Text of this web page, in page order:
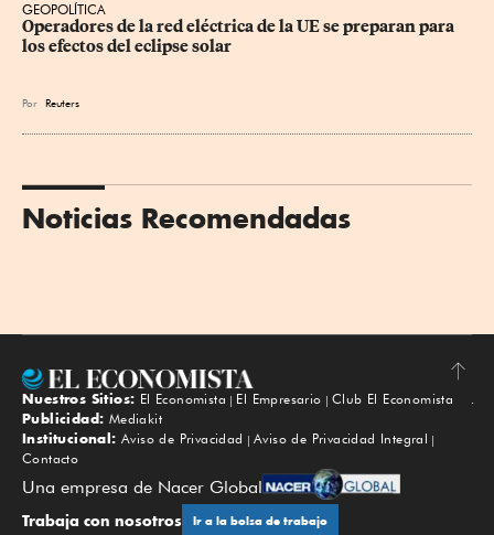
GEOPOLÍTICA
Operadores de la red eléctrica de la UE se preparan para
los efectos del eclipse solar
Por Reuters
Noticias Recomendadas
Subir
Nuestros Sitios: El Economista El Empresario
Club El Economista
Publicidad: Mediakit
Institucional: Aviso de Privacidad
Aviso de Privacidad Integral
Contacto
Una empresa de Nacer Global
Trabaja con nosotros Ir a la bolsa de trabajo